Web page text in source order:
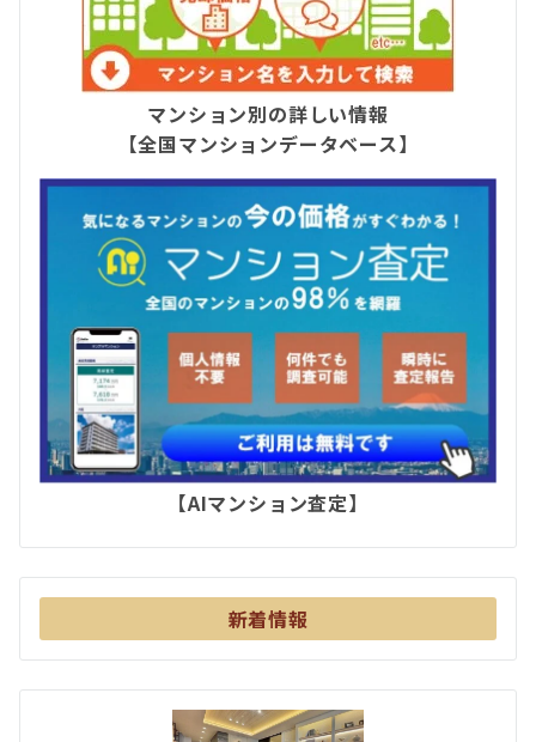
マンション別の詳しい情報
【全国マンションデータベース】
【AIマンション査定】
新着情報